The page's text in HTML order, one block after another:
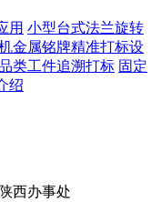
用 小型台式法兰旋转
金属铭牌精准打标设
类工件追溯打标 固定
绍
西办事处